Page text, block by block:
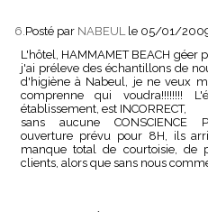
6. Posté par NABEUL le 05/01/
L'hôtel, HAMMAMET BEACH géer
j'ai préleve des échantillons de
d'higiène à Nabeul, je ne veux
comprenne qui voudra!!!!!!!!
établissement, est INCORRECT,
sans aucune CONSCIENCE
ouverture prévu pour 8H, ils
manque total de courtoisie, de
clients, alors que sans nous